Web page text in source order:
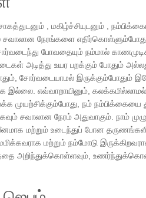
, மகிழ்ச்சியுடனும் ,
நேரங்களை எதிர்கொள்ளும்போது,
போவதையும் நம்மால்
அடித்து உயர பறக்கும் போதும்
சோர்வடையாமல் இருக்கும்போதும்
இல்லை. எவ்வாறாயினும்,
நம் நம்பிக்கையை
சவாலான நேரம் அதுவாகும். நாம்
மற்றும் உடைந்துப் போன
மற்றும் நம்மோடு இருக்கிறவராக
அறிந்துக்கொள்ளவும்,